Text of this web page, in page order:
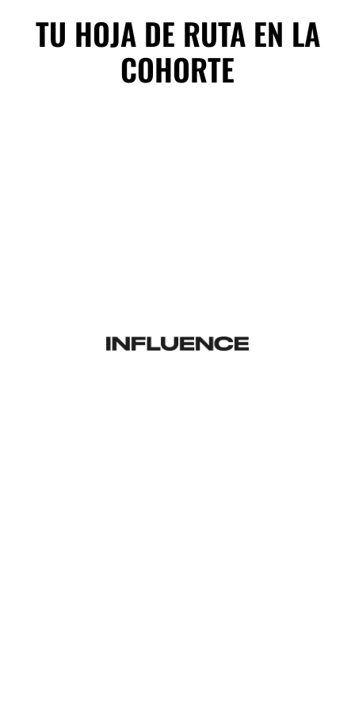
TU HOJA DE RUTA EN LA
COHORTE